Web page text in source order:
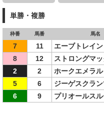
単勝・複勝
枠番 馬番 馬名
7 11 エーブトレイン
8
12 ストロングマ
2
2 ホークエメラル
5
6 ジーゲスクラン
6
9 プリオールス